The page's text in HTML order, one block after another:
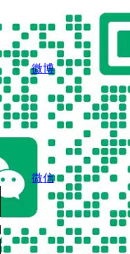
微博
微信